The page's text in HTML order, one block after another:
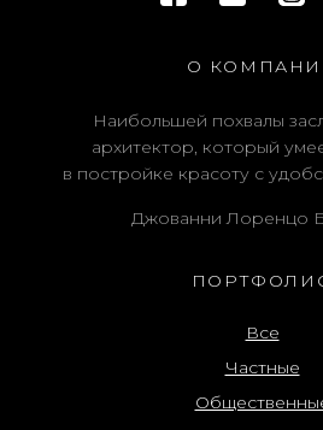
О
Наибольшей похвалы
архитектор, который
в постройке красоту с
Джованни Лоренцо
Все
Частные